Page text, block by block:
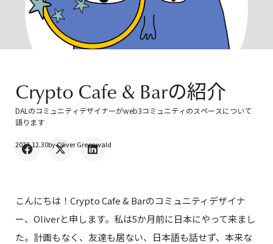
Crypto Cafe & Barの紹介
DALのコミュニティデザイナーがweb3コミュニティのスペースについて
語ります
2023.12.30byOliver Greenwald
こんにちは！Crypto Cafe & Barのコミュニティデザイナ
ー、Oliverと申します。私は5か月前に日本にやって来まし
た。計画もなく、友達も居ない、日本語も話せず、本来な